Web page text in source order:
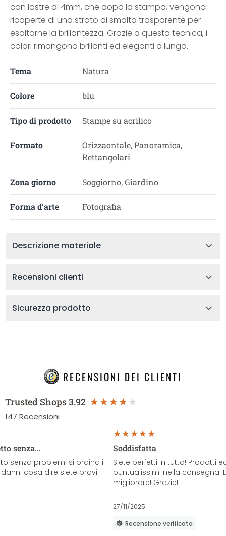
con lastre di 4mm, che dopo la stampa, vengono
ricoperte di uno strato di smalto trasparente per
esaltarne la brillantezza. Grazie a questa tecnica, i
colori rimangono brillanti ed eleganti a lungo.
Tema Natura
Colore blu
Tipo di prodotto Stampe su acrilico
Formato
Orizzaontale, Panoramica,
Rettangolari
Zona giorno Soggiorno, Giardino
Forma d'arte Fotografia
Descrizione materiale
Recensioni clienti
Sicurezza prodotto
RECENSIONI DEI CLIENTI
Trusted Shops3.92
147 Recensioni
senza…
senza problemi si ordina il
cosa dire siete bravi.
Soddisfatta
Siete perfetti in tutto! Prodotti
puntualissimi nella consegna.
migliorare! Grazie!
27/11/2025
Recensione verificata